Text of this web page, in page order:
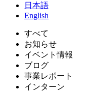
日 本語
English
すべて
お知らせ
イベント情報
ブログ
事業レポート
インターン